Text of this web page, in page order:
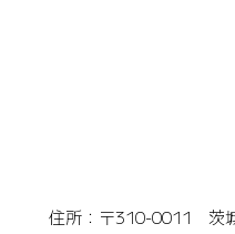
住所：〒310-0011 茨